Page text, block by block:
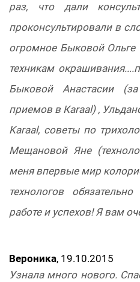
раз, что дали
проконсультировали в
огромное Быковой
техникам
Быковой Анастасии
приемов в Каraal) ,
Karaal, советы по
Мещановой Яне
меня впервые мир
технологов
работе и успехов! Я вам
Вероника, 19.10.2015
Узнала много нового.